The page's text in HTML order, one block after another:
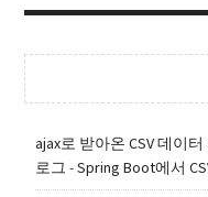
ajax로 받아온 CSV 데이
로그 -Spring Boot에서